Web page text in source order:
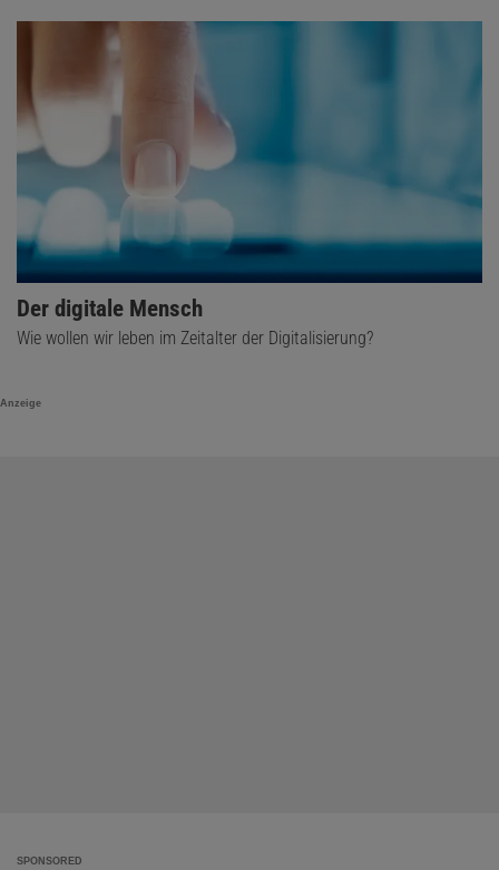
Der digitale Mensch
Wie wollen wir leben im Zeitalter der Digitalisierung?
Anzeige
SPONSORED